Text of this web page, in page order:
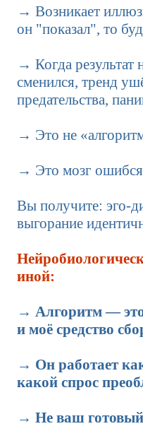
→ Возникает
он "показал", то
→ Когда результат
сменился, тренд
предательства,
→ Это не
→ Это мозг ошибся
Вы получите: эго-
выгорание
иной:
→ Алгоритм — это
и моё средство
→ Он работает
какой спрос
→ Не ваш готовый